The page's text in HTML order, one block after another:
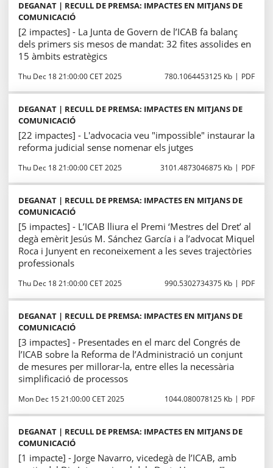
DEGANAT | RECULL DE PREMSA: IMPACTES EN MITJANS DE
COMUNICACIÓ
[2 impactes] - La Junta de Govern de l’ICAB fa balanç
dels primers sis mesos de mandat: 32 fites assolides en
15 àmbits estratègics
Thu Dec 18 21:00:00 CET 2025 780.1064453125 Kb PDF
DEGANAT | RECULL DE PREMSA: IMPACTES EN MITJANS DE
COMUNICACIÓ
[22 impactes] - L'advocacia veu "impossible" instaurar la
reforma judicial sense nomenar els jutges
Thu Dec 18 21:00:00 CET 2025 3101.4873046875 Kb PDF
DEGANAT | RECULL DE PREMSA: IMPACTES EN MITJANS DE
COMUNICACIÓ
[5 impactes] - L’ICAB lliura el Premi ‘Mestres del Dret’ al
degà emèrit Jesús M. Sánchez García i a l’advocat Miquel
Roca i Junyent en reconeixement a les seves trajectòries
professionals
Thu Dec 18 21:00:00 CET 2025 990.5302734375 Kb PDF
DEGANAT | RECULL DE PREMSA: IMPACTES EN MITJANS DE
COMUNICACIÓ
[3 impactes] - Presentades en el marc del Congrés de
l’ICAB sobre la Reforma de l’Administració un conjunt
de mesures per millorar-la, entre elles la necessària
simplificació de processos
Mon Dec 15 21:00:00 CET 2025 1044.080078125 Kb PDF
DEGANAT | RECULL DE PREMSA: IMPACTES EN MITJANS DE
COMUNICACIÓ
[1 impacte] - Jorge Navarro, vicedegà de l’ICAB, amb